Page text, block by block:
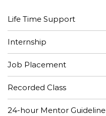
Life Time Support
Internship
Job Placement
Recorded Class
24-hour Mentor Guideline